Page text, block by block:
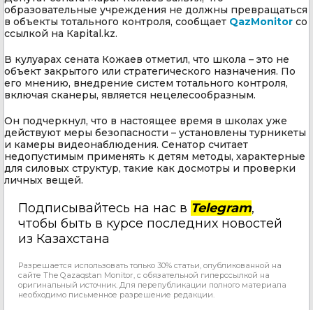
образовательные учреждения не должны превращаться
в объекты тотального контроля, сообщает QazMonitor со
ссылкой на Кapital.kz.
В кулуарах сената Кожаев отметил, что школа – это не
объект закрытого или стратегического назначения. По
его мнению, внедрение систем тотального контроля,
включая сканеры, является нецелесообразным.
Он подчеркнул, что в настоящее время в школах уже
действуют меры безопасности – установлены турникеты
и камеры видеонаблюдения. Сенатор считает
недопустимым применять к детям методы, характерные
для силовых структур, такие как досмотры и проверки
личных вещей.
Подписывайтесь на нас в Telegram,
чтобы быть в курсе последних новостей
из Казахстана
Разрешается использовать только 30% статьи, опубликованной на
сайте The Qazaqstan Monitor, с обязательной гиперссылкой на
оригинальный источник. Для перепубликации полного материала
необходимо письменное разрешение редакции.